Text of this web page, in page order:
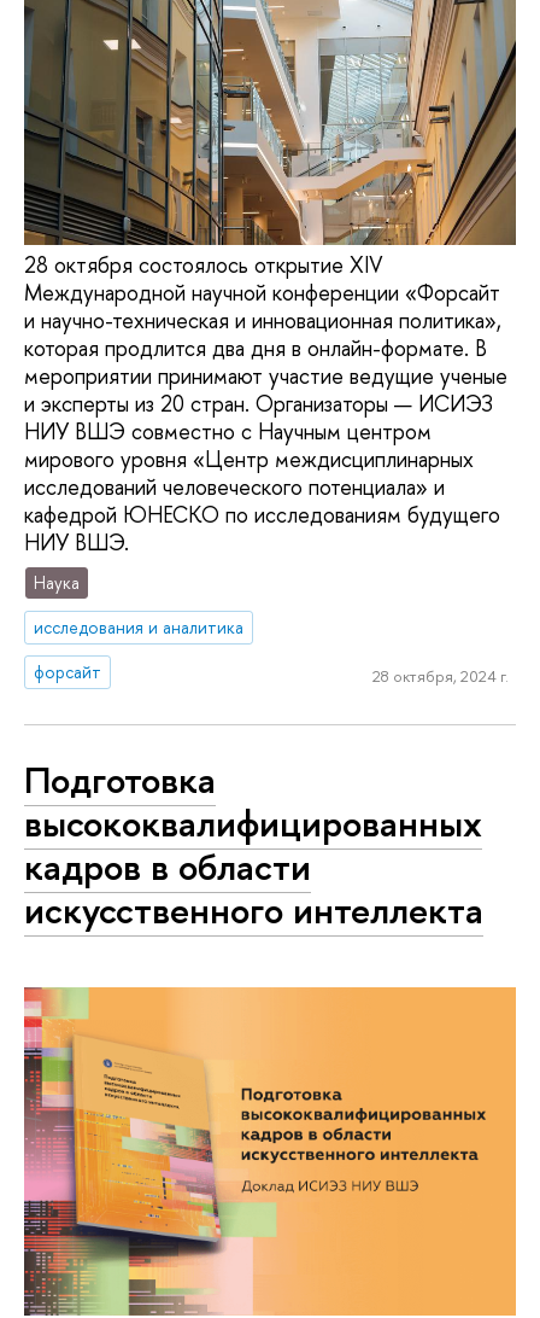
28 октября состоялось открытие XIV
Международной научной конференции «Форсайт
и научно-техническая и инновационная политика»,
которая продлится два дня в онлайн-формате. В
мероприятии принимают участие ведущие ученые
и эксперты из 20 стран. Организаторы — ИСИЭЗ
НИУ ВШЭ совместно с Научным центром
мирового уровня «Центр междисциплинарных
исследований человеческого потенциала» и
кафедрой ЮНЕСКО по исследованиям будущего
НИУ ВШЭ.
Наука
исследования и аналитика
форсайт
28 октября, 2024 г.
Подготовка
высококвалифицированных
кадров в области
искусственного интеллекта